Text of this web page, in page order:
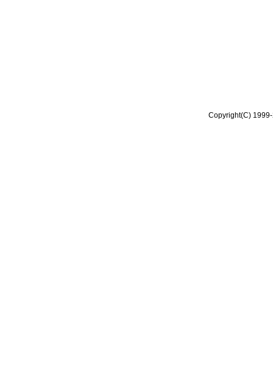
Copyright(C)